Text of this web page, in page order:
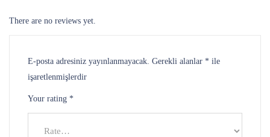
There are no reviews yet.
E-posta adresiniz yayınlanmayacak. Gerekli alanlar * ile
işaretlenmişlerdir
Your rating *